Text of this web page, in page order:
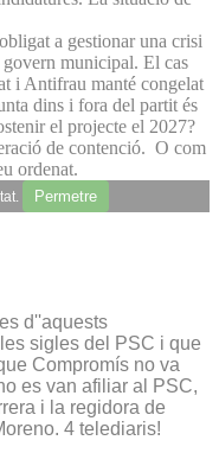
a gestionar una crisi
municipal. El cas
i Antifrau manté congelat
dins i fora del partit és
el projecte el 2027?
de contenció. O com
ordenat.
Permetre
d''aquests
sigles del PSC i que
Compromís no va
es van afiliar al PSC,
i la regidora de
4 telediaris!